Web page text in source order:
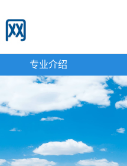
专业介绍